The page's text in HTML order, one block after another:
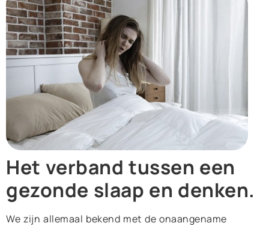
Het verband tussen een
gezonde slaap en denken.
We zijn allemaal bekend met de onaangename